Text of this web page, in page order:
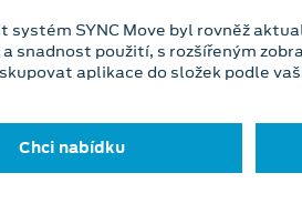
systém SYNC Move byl rovněž
snadnost použití, s rozšířeným
aplikace do složek podle
Chci nabídku